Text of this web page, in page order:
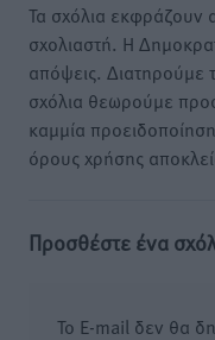
Τα σχόλια εκφράζουν
σχολιαστή. Η
απόψεις. Διατηρούμε
σχόλια θεωρούμε
καμμία
όρους χρήσης
Προσθέστε ένα
Το E-mail δεν θα